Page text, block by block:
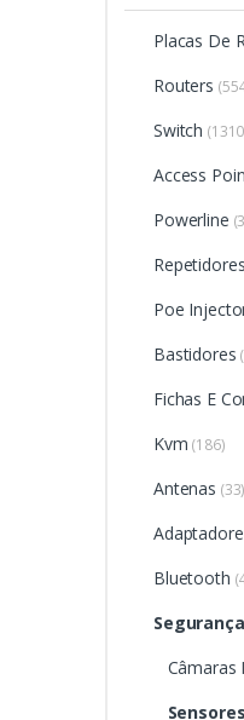
Placas De
Routers
Switch
Access
Powerline
Poe
Bastidores
Fichas E
Kvm (186)
Antenas (33)
Bluetooth
Segurança
Câmaras
Sensores